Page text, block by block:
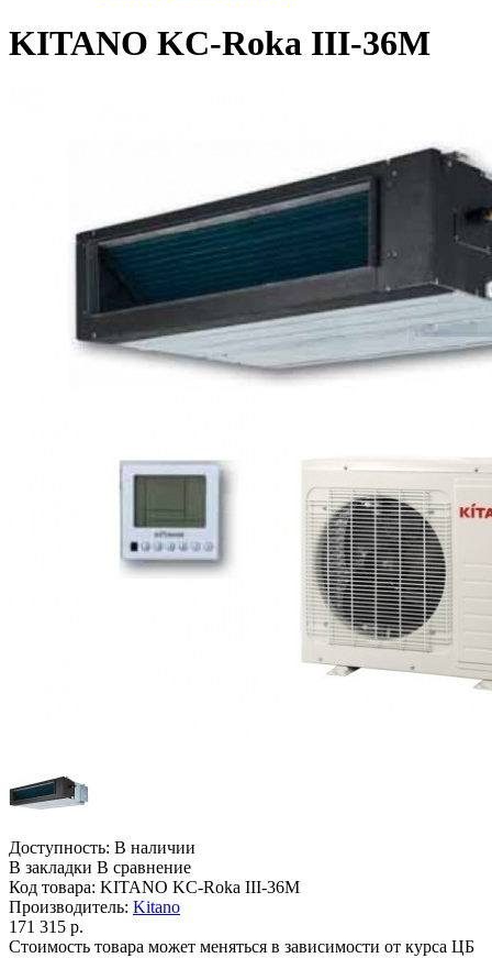
KITANO KC-Roka III-36M
Доступность: В наличии
В закладки В сравнение
Код товара: KITANO KC-Roka III-36M
Производитель: Kitano
171 315 р.
Стоимость товара может меняться в зависимости от курса ЦБ